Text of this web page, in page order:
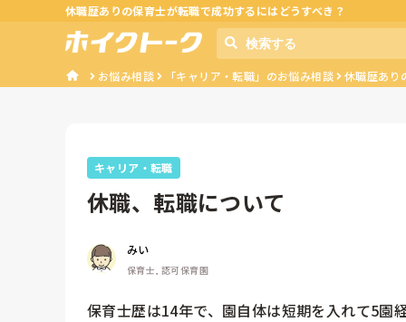
休職歴ありの保育士が転職で成功するにはどうすべき？
お悩み相談 「キャリア・転職」のお悩み相談 休職歴あり
キャリア・転職
休職、転職について
みい
保育士, 認可保育園
保育士歴は14年で、園自体は短期を入れて5園